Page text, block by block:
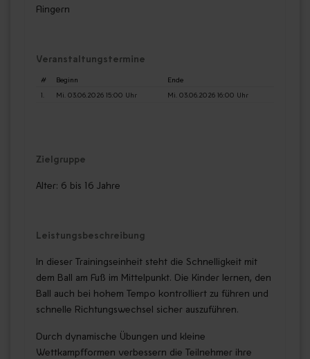
Flingern
Veranstaltungstermine
# Beginn
Ende
1.
Mi. 03.06.2026 15:00 Uhr Mi. 03.06.2026 16:00 Uhr
Zielgruppe
Alter: 6 bis 16 Jahre
Leistungsbeschreibung
In dieser Trainingseinheit steht die Schnelligkeit mit
dem Ball am Fuß im Mittelpunkt. Die Kinder lernen, den
Ball auch bei hohem Tempo kontrolliert zu führen und
schnelle Richtungswechsel sicher auszuführen.
Durch dynamische Übungen und kleine
Wettkampfformen verbessern die Teilnehmer ihre